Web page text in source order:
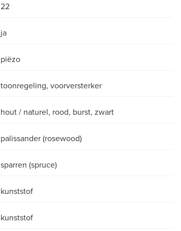
22
ja
piëzo
toonregeling, voorversterker
hout / naturel, rood, burst, zwart
palissander (rosewood)
sparren (spruce)
kunststof
kunststof